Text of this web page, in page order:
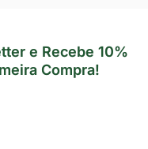
e Recebe 10%
Compra!